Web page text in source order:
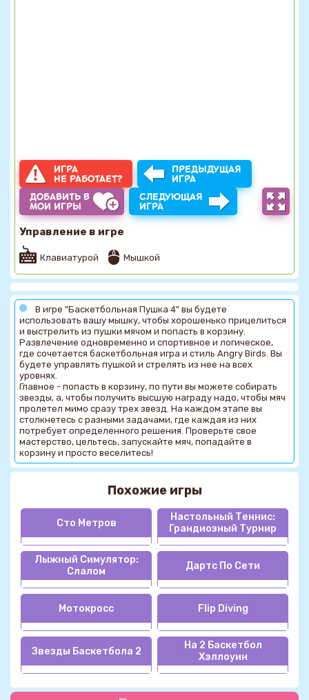
ИГРА
НЕ РАБОТАЕТ?
ПРЕДЫДУЩАЯ
ИГРА
ДОБАВИТЬ В
МОИ ИГРЫ
СЛЕДУЮЩАЯ
ИГРА
Управление в игре
Клавиатурой Мышкой
В игре "Баскетбольная Пушка 4" вы будете
использовать вашу мышку, чтобы хорошенько прицелиться
и выстрелить из пушки мячом и попасть в корзину.
Развлечение одновременно и спортивное и логическое,
где сочетается баскетбольная игра и стиль Angry Birds. Вы
будете управлять пушкой и стрелять из нее на всех
уровнях.
Главное - попасть в корзину, по пути вы можете собирать
звезды, а, чтобы получить высшую награду надо, чтобы мяч
пролетел мимо сразу трех звезд. На каждом этапе вы
столкнетесь с разными задачами, где каждая из них
потребует определенного решения. Проверьте свое
мастерство, цельтесь, запускайте мяч, попадайте в
корзину и просто веселитесь!
Похожие игры
Сто Метров
Настольный Теннис:
Грандиозный Турнир
Лыжный Симулятор:
Слалом
Дартс По Сети
Мотокросс Flip Diving
Звезды Баскетбола 2
На 2 Баскетбол
Хэллоуин